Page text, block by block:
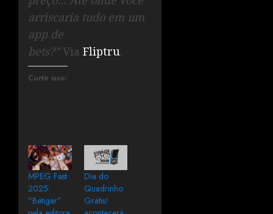
arriscaria tudo em um
app de
bets?”Via Fliptru.
Curtir isso:
MPEG Fest
2025:
“Betiger”
Dia do
Quadrinho
Grátis!